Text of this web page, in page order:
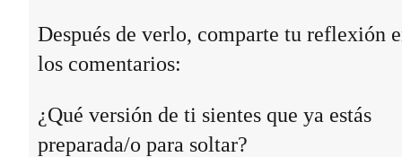
Después de verlo, comparte tu reflexión
los comentarios:
¿Qué versión de ti sientes que ya estás
preparada/o para soltar?